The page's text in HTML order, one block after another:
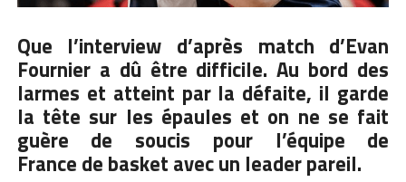
Que l’interview d’après match d’Evan
Fourniera dû être difficile. Au bord des
larmes et atteint par la défaite, il garde
la tête sur les épaules et on ne se fait
guère de soucis pour l’équipe de
France de basket avec un leader pareil.